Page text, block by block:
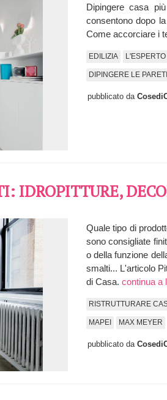
Dipingere casa
consentono dopo
Come accorciare i
EDILIZIA
DIPINGERE LE PARETI
pubblicato da
IDROPITTURE,
Quale tipo di
sono consigliate
o della funzione
smalti... L'articolo
di Casa. continua a
RISTRUTTURARE
MAPEI MAX MEYER
pubblicato da